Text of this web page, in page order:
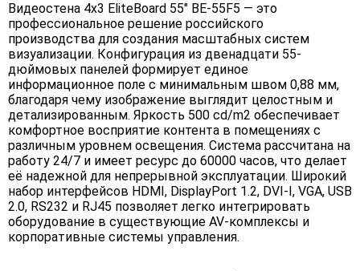
Видеостена 4х3 EliteBoard 55" BE-55F5 — это
профессиональное решение российского
производства для создания масштабных систем
визуализации. Конфигурация из двенадцати 55-
дюймовых панелей формирует единое
информационное поле с минимальным швом 0,88 мм,
благодаря чему изображение выглядит целостным и
детализированным. Яркость 500 cd/m2 обеспечивает
комфортное восприятие контента в помещениях с
различным уровнем освещения. Система рассчитана на
работу 24/7 и имеет ресурс до 60000 часов, что делает
её надежной для непрерывной эксплуатации. Широкий
набор интерфейсов HDMI, DisplayPort 1.2, DVI-I, VGA, USB
2.0, RS232 и RJ45 позволяет легко интегрировать
оборудование в существующие AV-комплексы и
корпоративные системы управления.